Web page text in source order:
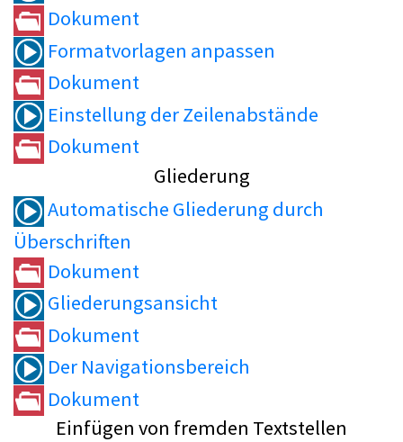
Dokument
Formatvorlagen anpassen
Dokument
Einstellung der Zeilenabstände
Dokument
Gliederung
Automatische Gliederung durch
Überschriften
Dokument
Gliederungsansicht
Dokument
Der Navigationsbereich
Dokument
Einfügen von fremden Textstellen